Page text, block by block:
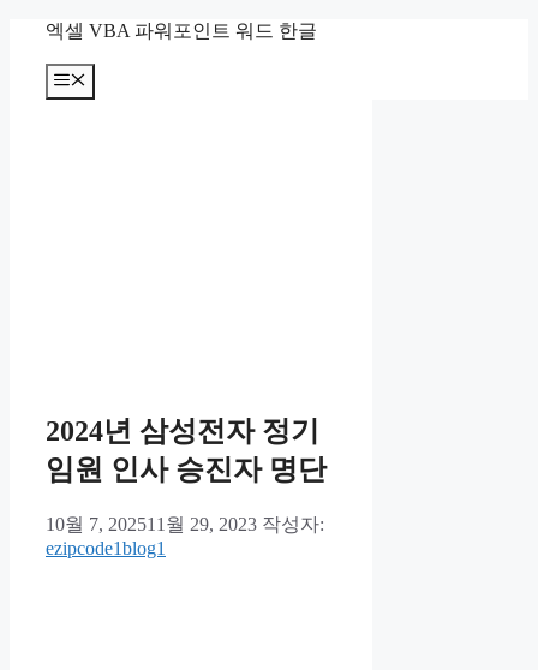
엑셀 VBA 파워포인트 워드 한글
메
뉴
2024년 삼성전자 정기
임원 인사 승진자 명단
10월 7, 202511월 29, 2023 작성자:
ezipcode1blog1